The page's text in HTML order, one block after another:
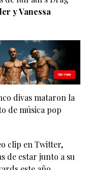
y Vanessa
divas mataron la
de música pop
clip en Twitter,
de estar junto a su